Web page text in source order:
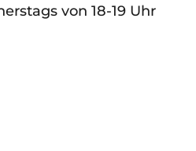
von 18-19 Uhr